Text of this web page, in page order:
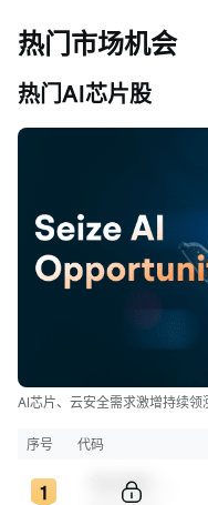
热门市场机会
热门AI芯片股
AI芯片、云安全需求激增持续
序号 代码